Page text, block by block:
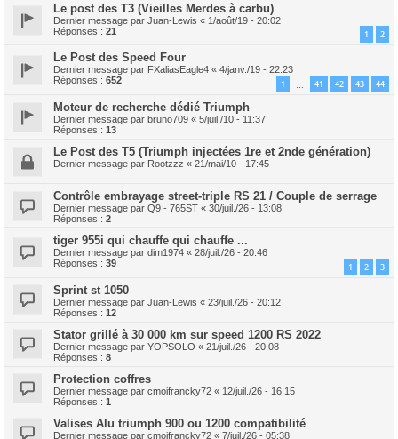
Le post des T3 (Vieilles Merdes à carbu)
Dernier message par Juan-Lewis « 1/août/19 - 20:02
Réponses : 21 1 2
Le Post des Speed Four
Dernier message par FXaliasEagle4 « 4/janv./19 - 22:23
Réponses : 652 1 41 42 43 44
Moteur de recherche dédié Triumph
Dernier message par bruno709 « 5/juil./10 - 11:37
Réponses : 13
Le Post des T5 (Triumph injectées 1re et 2nde génération)
Dernier message par Rootzzz « 21/mai/10 - 17:45
Contrôle embrayage street-triple RS 21 / Couple de serrage
Dernier message par Q9 - 765ST « 30/juil./26 - 13:08
Réponses : 2
tiger 955i qui chauffe qui chauffe ...
Dernier message par dim1974 « 28/juil./26 - 20:46
Réponses : 39 1 2 3
Sprint st 1050
Dernier message par Juan-Lewis « 23/juil./26 - 20:12
Réponses : 12
Stator grillé à 30 000 km sur speed 1200 RS 2022
Dernier message par YOPSOLO « 21/juil./26 - 20:08
Réponses : 8
Protection coffres
Dernier message par cmoifrancky72 « 12/juil./26 - 16:15
Réponses : 1
Valises Alu triumph 900 ou 1200 compatibilité
Dernier message par cmoifrancky72 « 7/juil./26 - 05:38